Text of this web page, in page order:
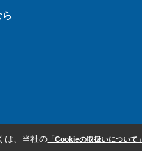
は、当社の「Cookieの取扱いについて」